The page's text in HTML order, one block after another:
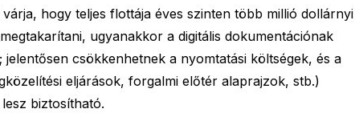
hogy teljes flottája éves szinten több millió dollárnyi
ugyanakkor a digitális dokumentációnak
csökkenhetnek a nyomtatási költségek, és a
eljárások, forgalmi előtér alaprajzok, stb.)
biztosítható.